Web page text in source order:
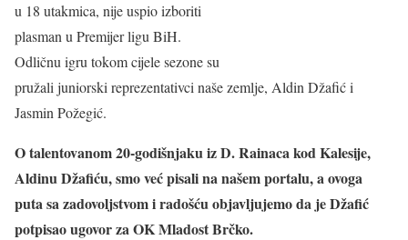
u 18 utakmica, nije uspio izboriti
plasman u Premijer ligu BiH.
Odličnu igru tokom cijele sezone su
pružali juniorski reprezentativci naše zemlje, Aldin Džafić i
Jasmin Požegić.
O talentovanom 20-godišnjaku iz D. Rainaca kod Kalesije,
Aldinu Džafiću, smo već pisali na našem portalu, a ovoga
puta sa zadovoljstvom i radošću objavljujemo da je Džafić
potpisao ugovor za OK Mladost Brčko.